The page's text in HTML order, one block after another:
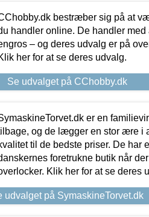
bestræber sig på at
handler online. De handler
– og deres udvalg er på
her for at se deres udvalg.
Se udvalget på CChobby.dk
er en
og de lægger en stor ære i
til de bedste priser. De
foretrukne butik når
Klik her for at se deres
udvalget på SymaskineTorvet.dk